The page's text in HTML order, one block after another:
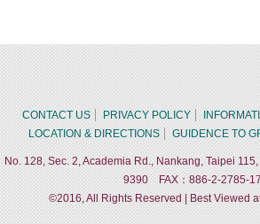
CONTACT US PRIVACY POLICY
LOCATION & DIRECTIONS
GUIDENCE TO
No. 128, Sec. 2, Academia Rd., Nankang, Taipei
9390 FAX：886-2-2785-
©2016, All Rights Reserved | Best Viewed